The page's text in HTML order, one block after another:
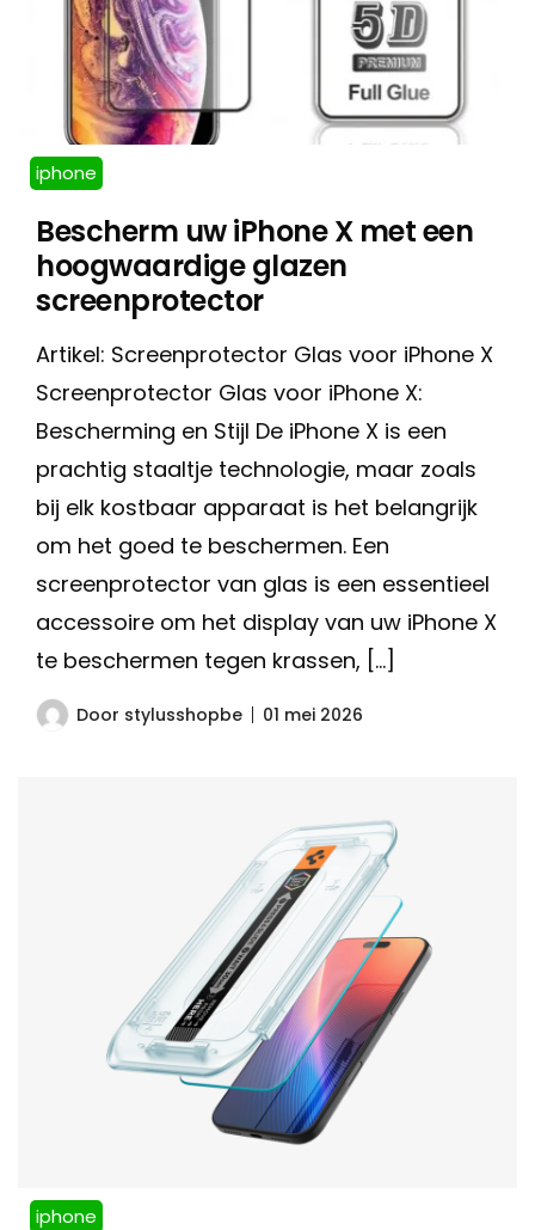
iphone
Bescherm uw iPhone X met een
hoogwaardige glazen
screenprotector
Artikel: Screenprotector Glas voor iPhone X
Screenprotector Glas voor iPhone X:
Bescherming en Stijl De iPhone X is een
prachtig staaltje technologie, maar zoals
bij elk kostbaar apparaat is het belangrijk
om het goed te beschermen. Een
screenprotector van glas is een essentieel
accessoire om het display van uw iPhone X
te beschermen tegen krassen, […]
Door stylusshopbe 01 mei 2026
iphone